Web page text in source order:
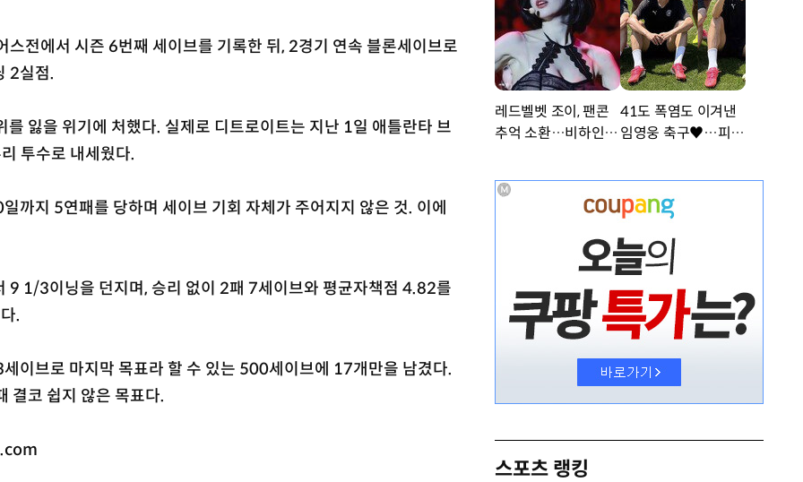
스전에서 시즌 6번째 세이브를 기록한 뒤, 2경기 연속 블론세이브로
2실점.
를 잃을 위기에 처했다. 실제로 디트로이트는 지난 1일 애틀란타 브
투수로 내세웠다.
까지 5연패를 당하며 세이브 기회 자체가 주어지지 않은 것. 이에
9 1/3이닝을 던지며, 승리 없이 2패 7세이브와 평균자책점 4.82를
.
이브로 마지막 목표라 할 수 있는 500세이브에 17개만을 남겼다.
결코 쉽지 않은 목표다.
레드벨벳 조이, 팬콘
추억 소환…비하인드
41도 폭염도 이겨낸
임영웅 축구♥…피지
스포츠 랭킹